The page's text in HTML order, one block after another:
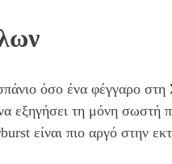
όσο ένα φέγγαρο
εξηγήσει τη μόνη σωστή
είναι πιο αργό στην